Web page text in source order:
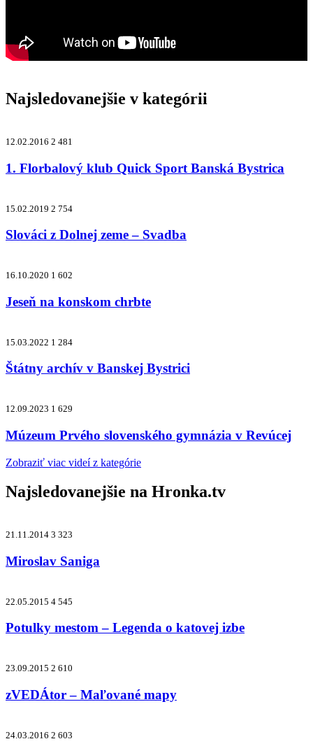
Najsledovanejšie v kategórii
12.02.2016 2 481
1. Florbalový klub Quick Sport Banská Bystrica
15.02.2019 2 754
Slováci z Dolnej zeme – Svadba
16.10.2020 1 602
Jeseň na konskom chrbte
15.03.2022 1 284
Štátny archív v Banskej Bystrici
12.09.2023 1 629
Múzeum Prvého slovenského gymnázia v Revúcej
Zobraziť viac videí z kategórie
Najsledovanejšie na Hronka.tv
21.11.2014 3 323
Miroslav Saniga
22.05.2015 4 545
Potulky mestom – Legenda o katovej izbe
23.09.2015 2 610
zVEDÁtor – Maľované mapy
24.03.2016 2 603